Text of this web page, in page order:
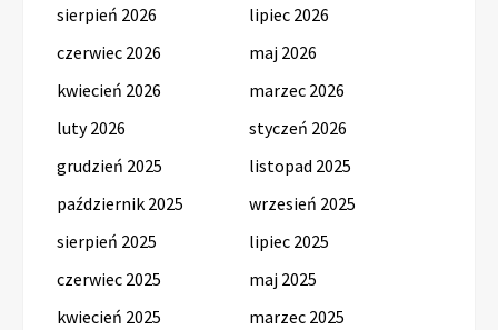
sierpień 2026
lipiec 2026
czerwiec 2026
maj 2026
kwiecień 2026
marzec 2026
luty 2026
styczeń 2026
grudzień 2025
listopad 2025
październik 2025
wrzesień 2025
sierpień 2025
lipiec 2025
czerwiec 2025
maj 2025
kwiecień 2025
marzec 2025